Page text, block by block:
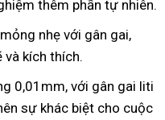
thêm phần tự nhiên.
nhẹ với gân gai,
kích thích.
0,01mm, với gân gai liti
sự khác biệt cho cuộc